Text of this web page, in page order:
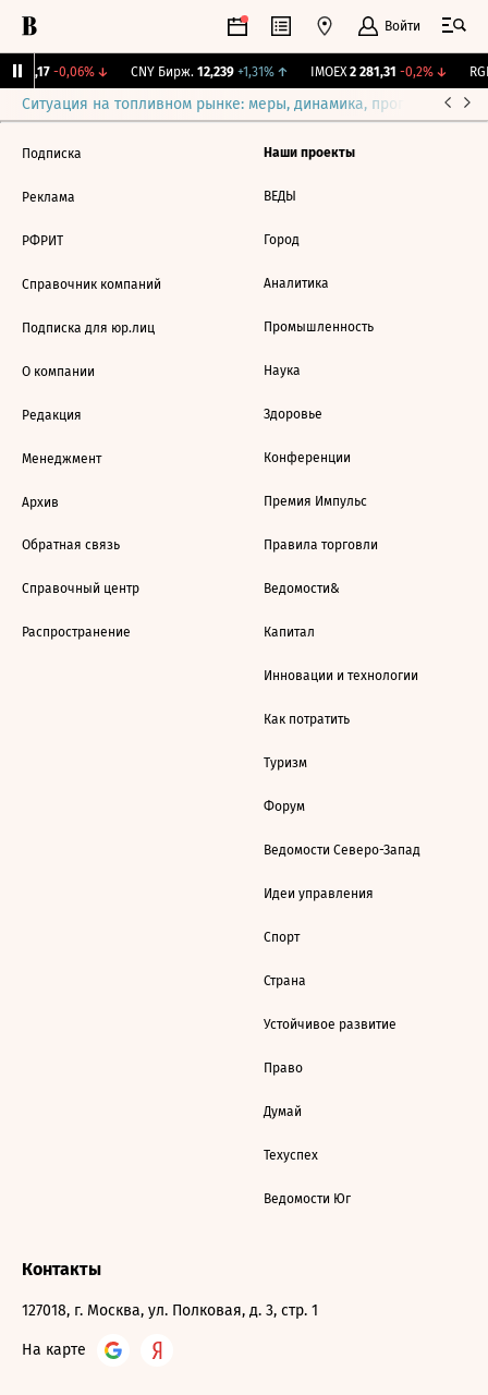
Войти
115,17 -0,06%↓ CNY Бирж. 12,239 +1,31%↑ IMOEX 2 281,31 -0,2%↓
Ситуация на топливном рынке: меры, динамика, прогнозы
Подписка
Реклама
РФРИТ
Справочник компаний
Подписка для юр.лиц
О компании
Редакция
Менеджмент
Архив
Обратная связь
Справочный центр
Распространение
Наши проекты
ВЕДЫ
Город
Аналитика
Промышленность
Наука
Здоровье
Конференции
Премия Импульс
Правила торговли
Ведомости&
Капитал
Инновации и технологии
Как потратить
Туризм
Форум
Ведомости Северо-Запад
Идеи управления
Спорт
Страна
Устойчивое развитие
Право
Думай
Техуспех
Ведомости Юг
Контакты
127018, г. Москва, ул. Полковая, д. 3, стр. 1
На карте